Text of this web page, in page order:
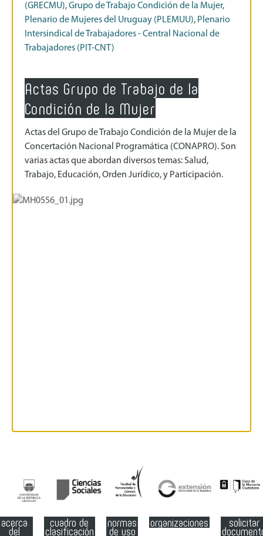
(GRECMU),Grupo de Trabajo Condición de la Mujer,
Plenario de Mujeres del Uruguay (PLEMUU), Plenario
Intersindical de Trabajadores - Central Nacional de
Trabajadores (PIT-CNT)
Actas Grupo de Trabajo de la
Condición de la Mujer
Actas del Grupo de Trabajo Condición de la Mujer de la
Concertación Nacional Programática (CONAPRO). Son
varias actas que abordan diversos temas: Salud,
Trabajo, Educación, Orden Jurídico, y Participación.
acerca
del
cuadro de
clasificación
normas
de uso
organizaciones solicitar